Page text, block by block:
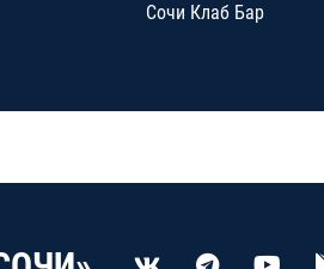
Сочи Клаб Бар